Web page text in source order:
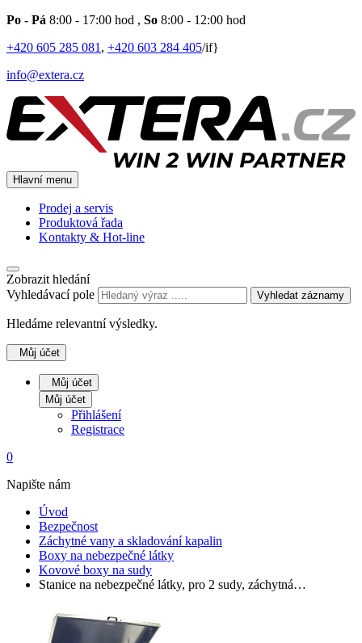
Po - Pá 8:00 - 17:00 hod , So 8:00 - 12:00 hod
+420 605 285 081 , +420 603 284 405/if}
info@extera.cz
Hlavní menu
Prodej a servis
Produktová řada
Kontakty & Hot-line
Zobrazit hledání
Vyhledávací pole
Vyhledat záznamy
Hledáme relevantní výsledky.
Můj účet
Můj účet
Můj účet
Přihlášení
Registrace
0
Napište nám
Úvod
Bezpečnost
Záchytné vany a skladování kapalin
Boxy na nebezpečné látky
Kovové boxy na sudy
Stanice na nebezpečné látky, pro 2 sudy, záchytná…